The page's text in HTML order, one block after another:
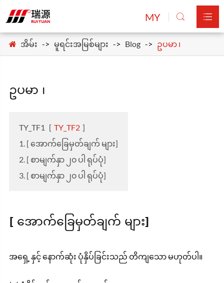
MY  
အိမ်း မူရင်းအမြစ်များ Blog ဥပမာ ၊
ဥပမာ ၊
TY_TF1 [ TY_TF2 ]
1. [ အောက်ခြေမှတ်ချက် များ]
2. [ စာမျက်နှာ ၂၀ ပါ ရုပ်ပုံ]
3. [ စာမျက်နှာ ၂၀ ပါ ရုပ်ပုံ]
[ အောက်ခြေမှတ်ချက် များ]
အရှေ့ နှင့် နောက်ဆုံး ပုံနှိပ်ခြင်းသည် တိကျသော မဟုတ်ပါ။